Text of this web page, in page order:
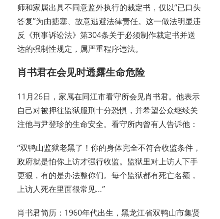
师和家属出具不同意监外执行的裁定书，仅以“已口头
答复”为由搪塞、故意逃避法律责任。这一做法明显违
反《刑事诉讼法》第304条关于必须制作裁定书并送
达的强制性规定，属严重程序违法。
肖书君在会见时透露生命危险
11月26日，家属在同江市看守所会见肖书君。他表示
自己对被押往监狱服刑十分恐惧，并希望公众继续关
注他与尹登珍的生命安全。看守所内曾有人告诉他：
“双鸭山监狱老黑了！你的身体完全不符合收监条件，
政府就是怕你上访才强行收监。监狱里对上访人下手
更狠，有的是办法整你们。每个监狱都有死亡名额，
上访人死在里面很常见…”
肖书君简历：1960年代出生，黑龙江省双鸭山市集贤